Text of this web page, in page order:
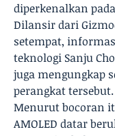
diperkenalkan
Dilansir dari
setempat,
teknologi Sanju
juga mengungkap
perangkat tersebut.
Menurut bocoran
AMOLED datar